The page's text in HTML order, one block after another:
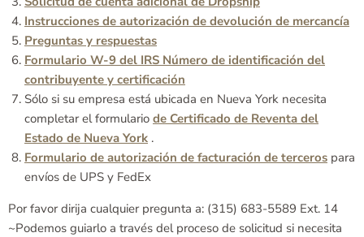
Instrucciones de autorización de devolución de mercancía
Preguntas y respuestas
Formulario W-9 del IRS Número de identificación del
contribuyente y certificación
Sólo si su empresa está ubicada en Nueva York necesita
completar el formulario de Certificado de Reventa del
Estado de Nueva York .
Formulario de autorización de facturación de terceros para
envíos de UPS y FedEx
Por favor dirija cualquier pregunta a: (315) 683-5589 Ext. 14
~Podemos guiarlo a través del proceso de solicitud si necesita